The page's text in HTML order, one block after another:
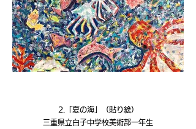
2.「夏の海」（貼り絵）
三重県立白子中学校美術部一年生